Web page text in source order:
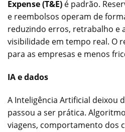
Expense (T&E) é padrão.
e reembolsos operam de
reduzindo erros, retrabalho e
visibilidade em tempo real. O
para as empresas e menos
IA e dados
A Inteligência Artificial deixou
passou a ser prática.
viagens, comportamento dos